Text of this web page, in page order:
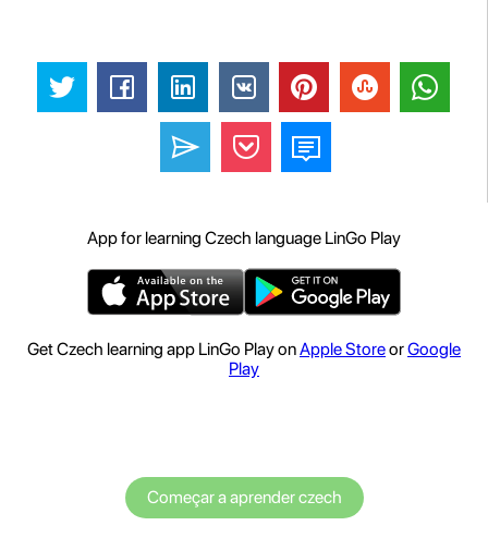
App for learning Czech language LinGo Play
Get Czech learning app LinGo Play onApple StoreorGoogle
Play
Começar a aprender czech